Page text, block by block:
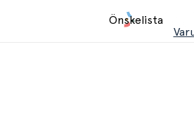
Önskelista